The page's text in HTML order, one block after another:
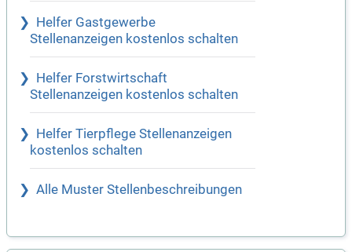
Helfer Gastgewerbe
Stellenanzeigen kostenlos schalten
Helfer Forstwirtschaft
Stellenanzeigen kostenlos schalten
Helfer Tierpflege Stellenanzeigen
kostenlos schalten
Alle Muster Stellenbeschreibungen